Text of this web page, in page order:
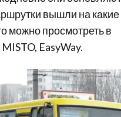
вышли на какие
можно просмотреть в
EasyWay.